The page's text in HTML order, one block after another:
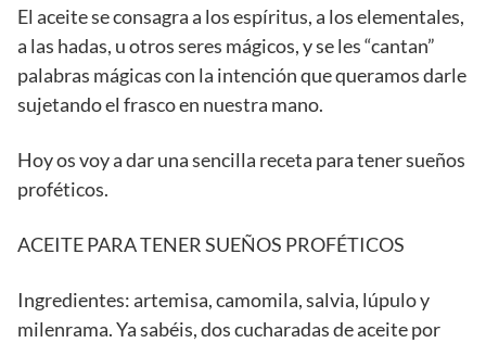
El aceite se consagra a los espíritus, a los elementales,
a las hadas, u otros seres mágicos, y se les “cantan”
palabras mágicas con la intención que queramos darle
sujetando el frasco en nuestra mano.
Hoy os voy a dar una sencilla receta para tener sueños
proféticos.
ACEITE PARA TENER SUEÑOS PROFÉTICOS
Ingredientes: artemisa, camomila, salvia, lúpulo y
milenrama. Ya sabéis, dos cucharadas de aceite por